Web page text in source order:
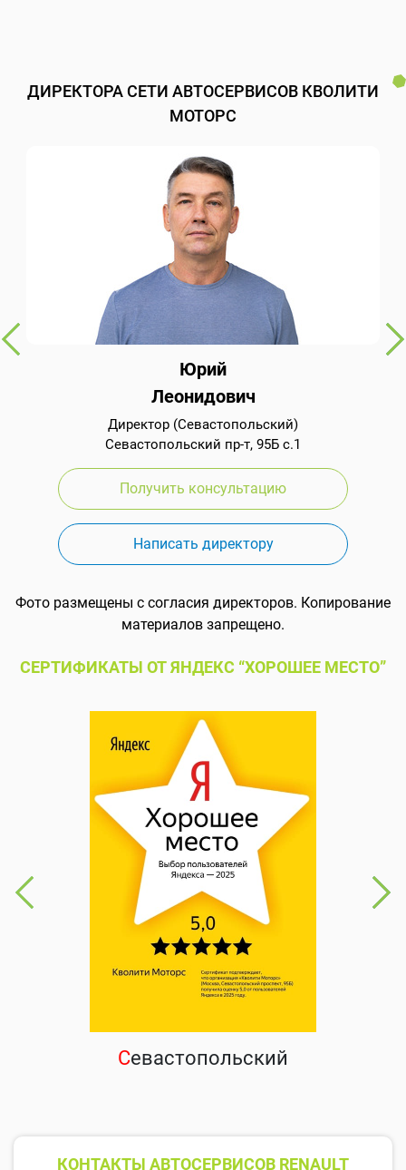
ДИРЕКТОРА СЕТИ АВТОСЕРВИСОВ КВОЛИТИ
МОТОРС
Юрий
Леонидович
Директор (Севастопольский)
Севастопольский пр-т, 95Б с.1
Получить консультацию
Написать директору
Фото размещены с согласия директоров. Копирование
материалов запрещено.
СЕРТИФИКАТЫ ОТ ЯНДЕКС “ХОРОШЕЕ МЕСТО”
Севастопольский
КОНТАКТЫ АВТОСЕРВИСОВ RENAULT